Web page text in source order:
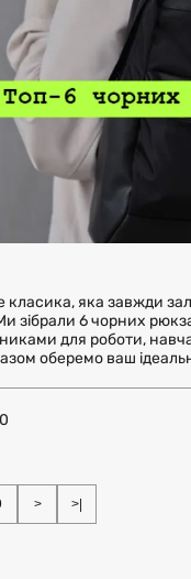
яка завжди
зібрали 6 чорних
для роботи,
оберемо ваш
0
> >|